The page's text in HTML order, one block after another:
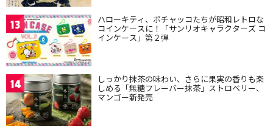
13 ハローキティ、ポチャッコたちが昭和レトロな
コインケースに！「サンリオキャラクターズ コ
インケース」第２弾
14 しっかり抹茶の味わい、さらに果実の香りも楽
しめる「無糖フレーバー抹茶」ストロベリー、
マンゴー新発売